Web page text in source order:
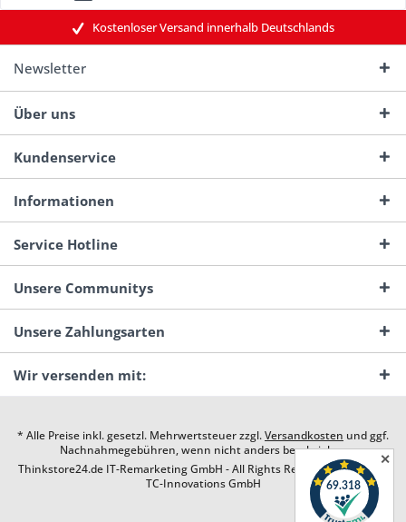
Kostenloser Versand innerhalb Deutschlands
Newsletter
Über uns
Kundenservice
Informationen
Service Hotline
Unsere Communitys
Unsere Zahlungsarten
Wir versenden mit:
* Alle Preise inkl. gesetzl. Mehrwertsteuer zzgl.Versandkosten und ggf.
Nachnahmegebühren, wenn nicht anders beschrieben
Thinkstore24.de IT-Remarketing GmbH - All Rights Reserved. Design by
TC-Innovations GmbH
✕